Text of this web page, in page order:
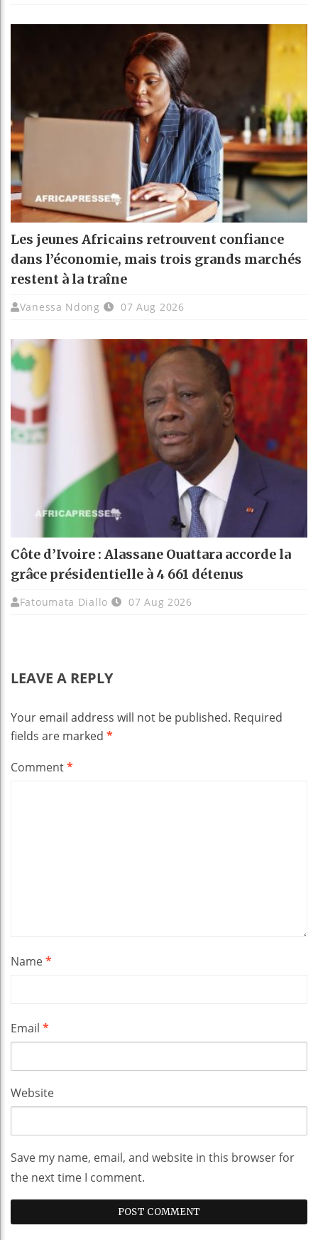
Les jeunes Africains retrouvent confiance
dans l’économie, mais trois grands marchés
restent à la traîne
Vanessa Ndong 07 Aug 2026
Côte d’Ivoire : Alassane Ouattara accorde la
grâce présidentielle à 4 661 détenus
Fatoumata Diallo 07 Aug 2026
LEAVE A REPLY
Your email address will not be published. Required
fields are marked *
Comment*
Name*
Email *
Website
Save my name, email, and website in this browser for
the next time I comment.